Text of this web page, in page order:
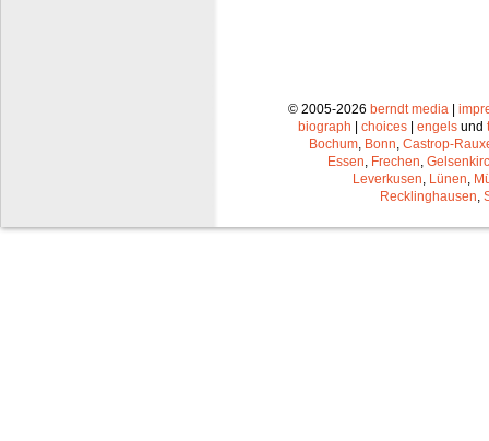
© 2005-2026 berndt media |
biograph | choices | engels und
Bochum Bonn Castrop-
Essen Frechen
Leverkusen Lünen
Recklinghausen